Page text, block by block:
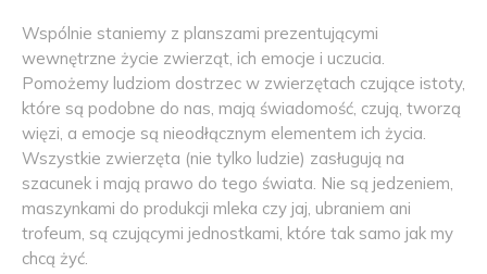
Wspólnie staniemy z planszami prezentującymi
wewnętrzne życie zwierząt, ich emocje i uczucia.
Pomożemy ludziom dostrzec w zwierzętach czujące istoty,
które są podobne do nas, mają świadomość, czują, tworzą
więzi, a emocje są nieodłącznym elementem ich życia.
Wszystkie zwierzęta (nie tylko ludzie) zasługują na
szacunek i mają prawo do tego świata. Nie są jedzeniem,
maszynkami do produkcji mleka czy jaj, ubraniem ani
trofeum, są czującymi jednostkami, które tak samo jak my
chcą żyć.